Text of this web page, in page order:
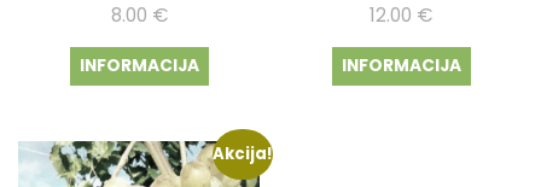
8.00 €
INFORMACIJA
12.00 €
INFORMACIJA
Akcija!